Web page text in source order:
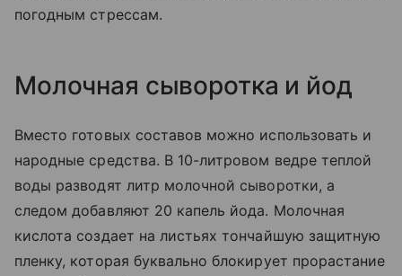
погодным стрессам.
Молочная сыворотка и йод
Вместо готовых составов можно использовать и
народные средства. В 10-литровом ведре теплой
воды разводят литр молочной сыворотки, а
следом добавляют 20 капель йода. Молочная
кислота создает на листьях тончайшую защитную
пленку, которая буквально блокирует прорастание